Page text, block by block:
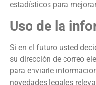
estadísticos para
Uso de la
Si en el futuro usted
su dirección de correo
para enviarle
novedades legales